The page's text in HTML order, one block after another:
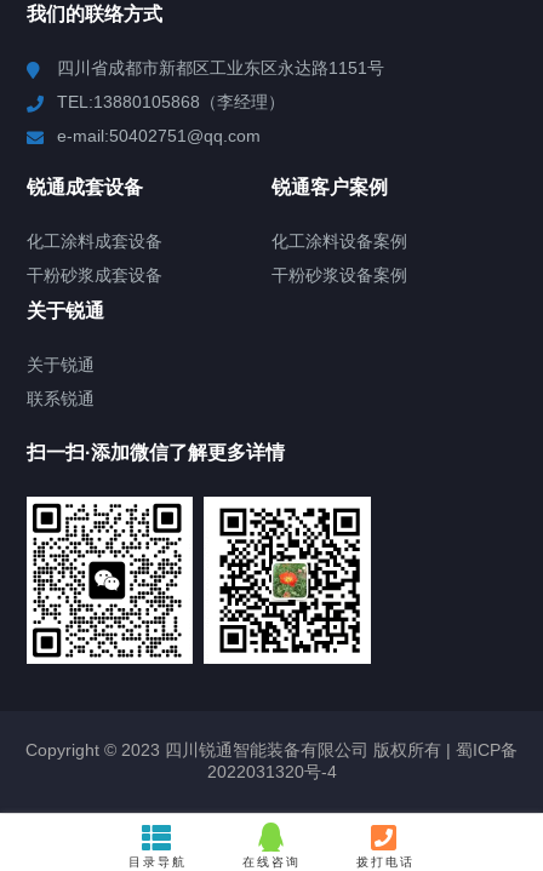
混合机
输送机
化工涂料设备
其他配套设备
2023/01/08 2226
四川保温砂浆生产线设备案例
2023/01/08
我们的联络方式
四川省成都市新都区工业东区永达路1151号
TEL:13880105868（李经理）
e-mail:50402751@qq.com
锐通成套设备
化工涂料成套设备
干粉砂浆成套设备
锐通客户案例
化工涂料设备案例
干粉砂浆设备案例
关于锐通
关于锐通
联系锐通
扫一扫·添加微信了解更多详情
Copyright © 2023 四川锐通智能装备有限公司 版权所有 | 蜀ICP备
2022031320号-4
目录导航 在线咨询 拨打电话